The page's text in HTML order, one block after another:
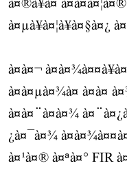
à¤®à¥à¤
à¤µà¥à¤¦à¥à¤§à¤¿
à¤à¤¬
à¤à¤µà¤¾à¤ à¤à¤
à¤à¤¨à¤à¤¾
¿à¤¯à¤¾
à¤¹à¤® à¤ªà¤° FIR